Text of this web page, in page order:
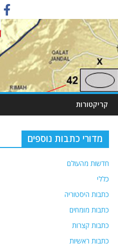
קריקטורות
מדורי כתבות נוספים
חדשות מהעולם
כללי
כתבות היסטוריה
כתבות מומחים
כתבות קצרות
כתבות ראשיות